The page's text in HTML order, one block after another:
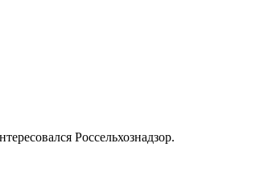
Россельхознадзор.